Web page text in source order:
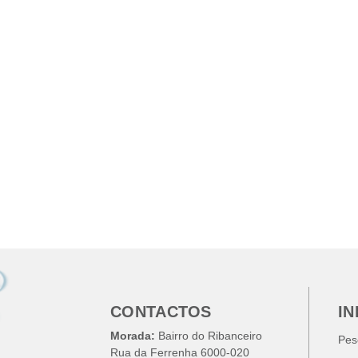
CONTACTOS
Morada: Bairro do Ribanceiro
Rua da Ferrenha 6000-020